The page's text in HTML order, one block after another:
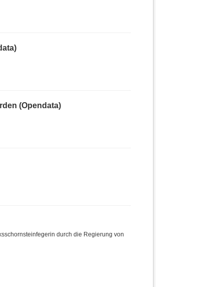
(Opendata)
durch die Regierung von